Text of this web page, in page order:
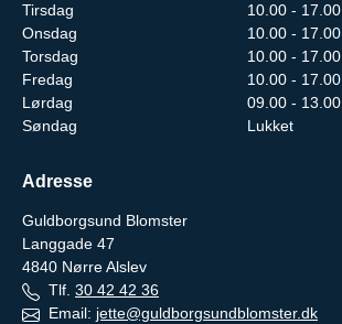
Tirsdag
10.00 - 17.00
Onsdag
10.00 - 17.00
Torsdag
10.00 - 17.00
Fredag
10.00 - 17.00
Lørdag
09.00 - 13.00
Søndag
Lukket
Adresse
Guldborgsund Blomster
Langgade 47
4840 Nørre Alslev
Tlf. 30 42 42 36
Email: jette@guldborgsundblomster.dk